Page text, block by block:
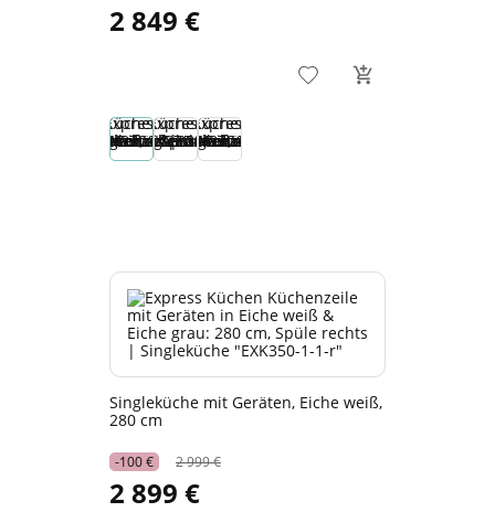
2 849 €
Singleküche mit Geräten, Eiche weiß,
280 cm
-100 € 2 999 €
2 899 €